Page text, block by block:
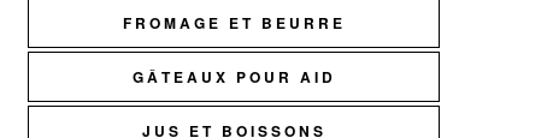
FROMAGE ET BEURRE
GÂTEAUX POUR AID
JUS ET BOISSONS